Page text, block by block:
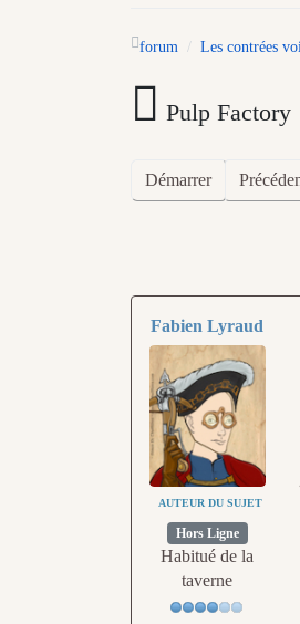
forum Les contrées
Pulp Factory
Démarrer
Fabien Lyraud
AUTEUR DU SUJET
Hors Ligne
Habitué de la
taverne